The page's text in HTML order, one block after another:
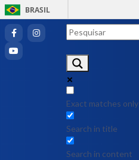
BRASIL
Exact matches only
Search in title
Search in content